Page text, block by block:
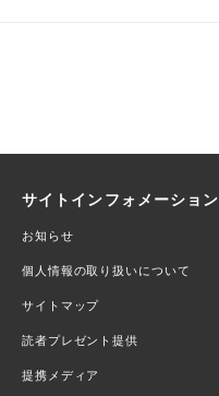
サイトインフォメーション
お知らせ
個人情報の取り扱いについて
サイトマップ
読者プレゼント提供
提携メディア